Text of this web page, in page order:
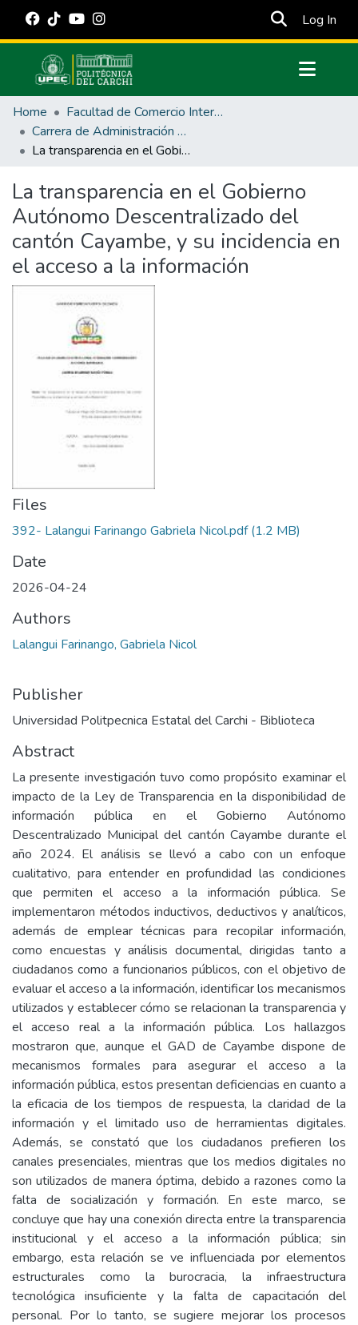
Log In
Communities & Collections
All of DSpace
Statistics
Estadísticas Externas
Manuales
Home
Facultad de Comercio Internacional, Integración, Administración y Economía Empresarial
Carrera de Administración Pública
La transparencia en el Gobierno Autónomo Descentralizado del cantón Cayambe, y su incidencia en el acceso a la información
La transparencia en el Gobierno
Autónomo Descentralizado del
cantón Cayambe, y su incidencia en
el acceso a la información
Files
392- Lalangui Farinango Gabriela Nicol.pdf(1.2 MB)
Date
2026-04-24
Authors
Lalangui Farinango, Gabriela Nicol
Publisher
Universidad Politpecnica Estatal del Carchi - Biblioteca
Abstract
La presente investigación tuvo como propósito examinar el
impacto de la Ley de Transparencia en la disponibilidad de
información pública en el Gobierno Autónomo
Descentralizado Municipal del cantón Cayambe durante el
año 2024. El análisis se llevó a cabo con un enfoque
cualitativo, para entender en profundidad las condiciones
que permiten el acceso a la información pública. Se
implementaron métodos inductivos, deductivos y analíticos,
además de emplear técnicas para recopilar información,
como encuestas y análisis documental, dirigidas tanto a
ciudadanos como a funcionarios públicos, con el objetivo de
evaluar el acceso a la información, identificar los mecanismos
utilizados y establecer cómo se relacionan la transparencia y
el acceso real a la información pública. Los hallazgos
mostraron que, aunque el GAD de Cayambe dispone de
mecanismos formales para asegurar el acceso a la
información pública, estos presentan deficiencias en cuanto a
la eficacia de los tiempos de respuesta, la claridad de la
información y el limitado uso de herramientas digitales.
Además, se constató que los ciudadanos prefieren los
canales presenciales, mientras que los medios digitales no
son utilizados de manera óptima, debido a razones como la
falta de socialización y formación. En este marco, se
concluye que hay una conexión directa entre la transparencia
institucional y el acceso a la información pública; sin
embargo, esta relación se ve influenciada por elementos
estructurales como la burocracia, la infraestructura
tecnológica insuficiente y la falta de capacitación del
personal. Por lo tanto, se sugiere mejorar los procesos